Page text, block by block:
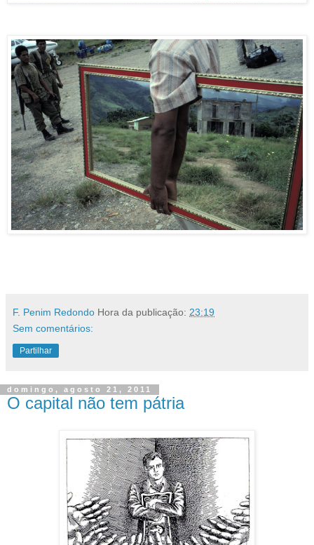
F. Penim Redondo Hora da publicação: 23:19
Sem comentários:
Partilhar
domingo, agosto 21, 2011
O capital não tem pátria